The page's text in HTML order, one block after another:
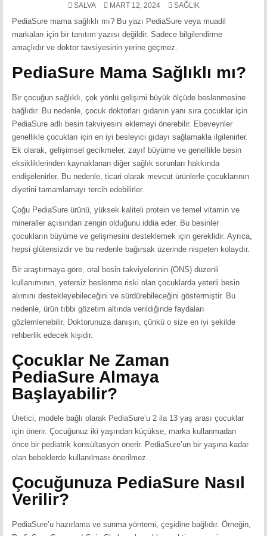
SALVA MART 12, 2024
POSTED
SAĞLIK
PediaSure mama sağlıklı mı? Bu yazı PediaSure veya muadil
markaları için bir tanıtım yazısı değildir. Sadece bilgilendirme
amaçlıdır ve doktor tavsiyesinin yerine geçmez.
PediaSure Mama Sağlıklı mı?
Bir çocuğun sağlıklı, çok yönlü gelişimi büyük ölçüde beslenmesine
bağlıdır. Bu nedenle, çocuk doktorları gıdanın yanı sıra çocuklar için
PediaSure adlı besin takviyesini eklemeyi önerebilir. Ebeveynler
genellikle çocukları için en iyi besleyici gıdayı sağlamakla ilgilenirler.
Ek olarak, gelişimsel gecikmeler, zayıf büyüme ve genellikle besin
eksikliklerinden kaynaklanan diğer sağlık sorunları hakkında
endişelenirler. Bu nedenle, ticari olarak mevcut ürünlerle çocuklarının
diyetini tamamlamayı tercih edebilirler.
Çoğu PediaSure ürünü, yüksek kaliteli protein ve temel vitamin ve
mineraller açısından zengin olduğunu iddia eder. Bu besinler
çocukların büyüme ve gelişmesini desteklemek için gereklidir. Ayrıca,
hepsi glütensizdir ve bu nedenle bağırsak üzerinde nispeten kolaydır.
Bir araştırmaya göre, oral besin takviyelerinin (ONS) düzenli
kullanımının, yetersiz beslenme riski olan çocuklarda yeterli besin
alımını destekleyebileceğini ve sürdürebileceğini göstermiştir. Bu
nedenle, ürün tıbbi gözetim altında verildiğinde faydaları
gözlemlenebilir. Doktorunuza danışın, çünkü o size en iyi şekilde
rehberlik edecek kişidir.
Çocuklar Ne Zaman
PediaSure Almaya
Başlayabilir?
Üretici, modele bağlı olarak PediaSure’u 2 ila 13 yaş arası çocuklar
için önerir. Çocuğunuz iki yaşından küçükse, marka kullanmadan
önce bir pediatrik konsültasyon önerir. PediaSure’un bir yaşına kadar
olan bebeklerde kullanılması önerilmez.
Çocuğunuza PediaSure Nasıl
Verilir?
PediaSure’u hazırlama ve sunma yöntemi, çeşidine bağlıdır. Örneğin,